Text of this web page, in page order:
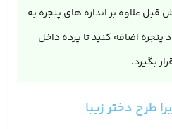
علاوه بر اندازه های پنجره به
به ابعاد پنجره اضافه کنید تا پرده داخل
بگیرد.
طرح دختر زیبا